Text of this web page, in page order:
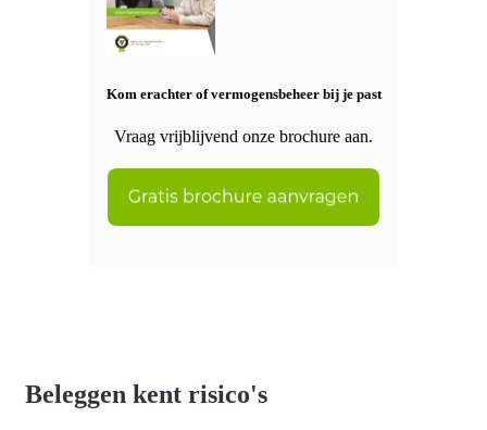
Kom erachter of vermogensbeheer bij je past
Vraag vrijblijvend onze brochure aan.
Beleggen kent risico's